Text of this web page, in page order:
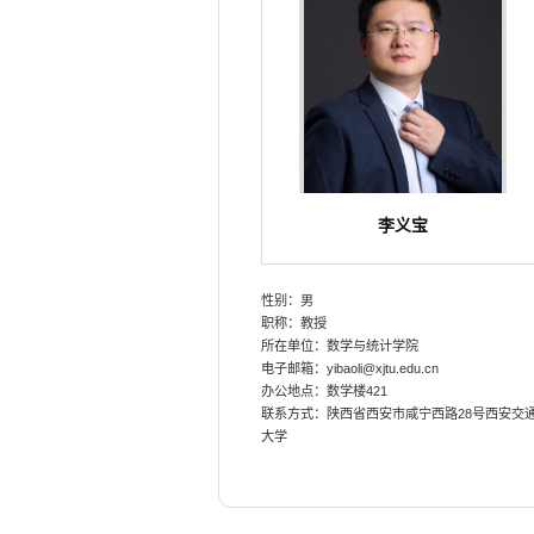
李义宝
性别：男
职称：教授
所在单位：数学与统计学院
电子邮箱： yibaoli@xjtu.edu.cn
办公地点：数学楼421
联系方式：
陕西省西安市咸宁西路28号西安交
大学